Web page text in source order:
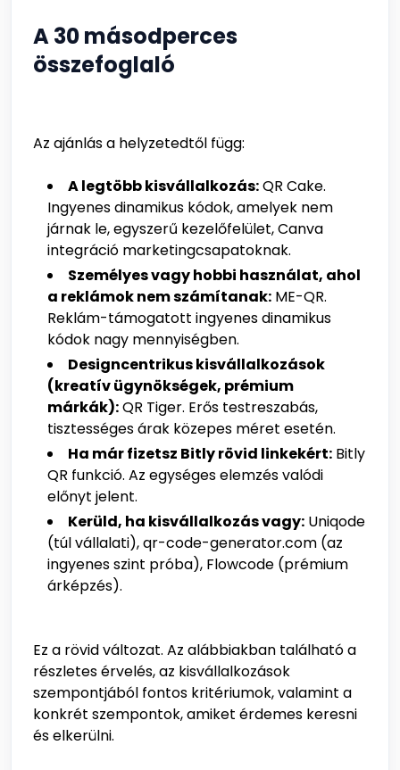
A 30 másodperces
összefoglaló
Az ajánlás a helyzetedtől függ:
A legtöbb kisvállalkozás:QR Cake.
Ingyenes dinamikus kódok, amelyek nem
járnak le, egyszerű kezelőfelület, Canva
integráció marketingcsapatoknak.
Személyes vagy hobbi használat, ahol
a reklámok nem számítanak: ME-QR.
Reklám-támogatott ingyenes dinamikus
kódok nagy mennyiségben.
Designcentrikus kisvállalkozások
(kreatív ügynökségek, prémium
márkák):QR Tiger. Erős testreszabás,
tisztességes árak közepes méret esetén.
Ha már fizetsz Bitly rövid linkekért: Bitly
QR funkció. Az egységes elemzés valódi
előnyt jelent.
Kerüld, ha kisvállalkozás vagy: Uniqode
(túl vállalati), qr-code-generator.com (az
ingyenes szint próba), Flowcode (prémium
árképzés).
Ez a rövid változat. Az alábbiakban található a
részletes érvelés, az kisvállalkozások
szempontjából fontos kritériumok, valamint a
konkrét szempontok, amiket érdemes keresni
és elkerülni.